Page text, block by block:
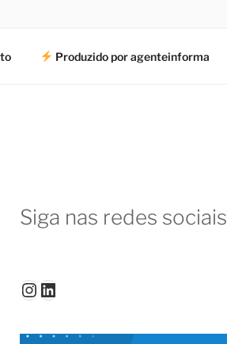
Produzido por agenteinforma
Siga nas redes sociais
Instagram
LinkedIn